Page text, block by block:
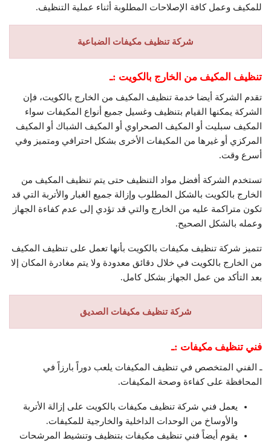
للمكيف وعمل كافة الإصلاحات المطلوبة أثناء عملية التنظيف.
شركة تنظيف مكيفات الضباعية
تنظيف المكيف من الخارج بالكويت :ـ
تقدم الشركة أيضا خدمة تنظيف المكيف من الخارج بالكويت، فإن
الشركة يمكنها القيام بتنظيف وغسيل جميع أنواع المكيفات سواء
المكيف سبليت أو المكيف الصحراوي أو المكيف الشباك أو المكيف
المركزي أو غيرها من المكيفات الأخرى بشكل احترافي ومتميز وفي
أسرع وقت.
تستخدم الشركة أفضل مواد التنظيف حتى يتم تنظيف المكيف من
الخارج بالكويت بالشكل المطلوب وإزالة جميع الغبار والأتربة التي قد
تكون متراكمة عليه من الخارج والتي قد تؤدي إلى عدم كفاءة الجهاز
وعمله بالشكل الصحيح.
تتميز شركة تنظيف مكيفات بالكويت بأنها تعمل على تنظيف المكيف
من الخارج بالكويت في خلال دقائق معدودة ولا يتم مغادرة المكان إلا
بعد التأكد من عمل الجهاز بشكل كامل.
شركة تنظيف مكيفات الصديق
فني تنظيف مكيفات :ـ
ـ الفني المتخصص في تنظيف المكيفات يلعب دوراً بارزاً في
المحافظة على كفاءة وصحة المكيفات.
يعمل فني شركة تنظيف مكيفات بالكويت على إزالة الأتربة
والأوساخ من الوحدات الداخلية والخارجية للمكيفات.
يقوم أيضاً فني تنظيف مكيفات بتنظيف وتنشيط المرشحات